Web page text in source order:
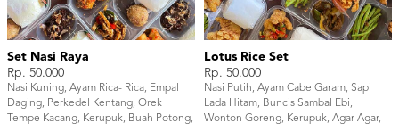
Set Nasi Raya
Rp. 50.000
Nasi Kuning, Ayam Rica- Rica, Empal
Daging, Perkedel Kentang, Orek
Tempe Kacang, Kerupuk, Buah Potong,
Lotus Rice Set
Rp. 50.000
Nasi Putih, Ayam Cabe Garam, Sapi
Lada Hitam, Buncis Sambal Ebi,
Wonton Goreng, Kerupuk, Agar Agar,